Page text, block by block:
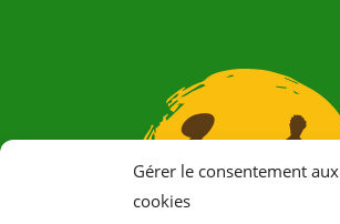
Gérer le consentement aux
cookies